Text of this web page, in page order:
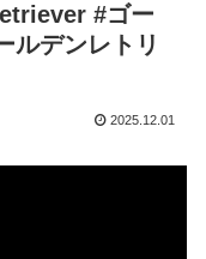
#ゴー
ルデンレトリ
2025.12.01